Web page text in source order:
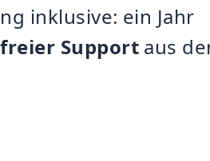
inklusive: ein Jahr
Support aus